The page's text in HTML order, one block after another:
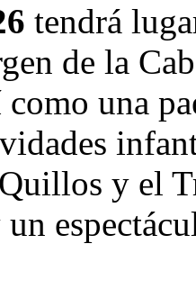
tendrá
de la
una
y el